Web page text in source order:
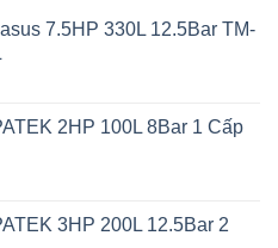
7.5HP 330L 12.5Bar TM-
2HP 100L 8Bar 1 Cấp
3HP 200L 12.5Bar 2